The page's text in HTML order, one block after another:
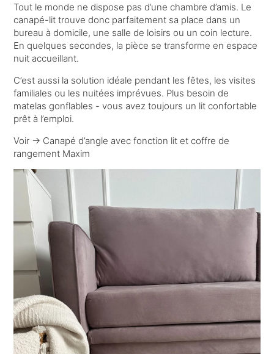
Tout le monde ne dispose pas d’une chambre d’amis. Le
canapé-lit trouve donc parfaitement sa place dans un
bureau à domicile, une salle de loisirs ou un coin lecture.
En quelques secondes, la pièce se transforme en espace
nuit accueillant.
C’est aussi la solution idéale pendant les fêtes, les visites
familiales ou les nuitées imprévues. Plus besoin de
matelas gonflables - vous avez toujours un lit confortable
prêt à l’emploi.
Voir → Canapé d’angle avec fonction lit et coffre de
rangement Maxim